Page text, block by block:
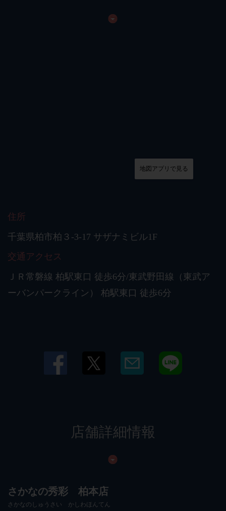
地図アプリで見る
住所
千葉県柏市柏３-3-17 サザナミビル1F
交通アクセス
ＪＲ常磐線 柏駅東口 徒歩6分/東武野田線（東武ア
ーバンパークライン） 柏駅東口 徒歩6分
店舗詳細情報
さかなの秀彩 柏本店
さかなのしゅうさい かしわほんてん